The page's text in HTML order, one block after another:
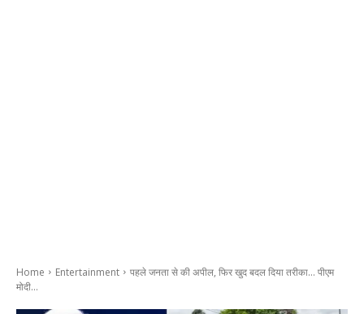
Home Entertainment
पहले जनता से की अपील, फिर खुद बदल दिया तरीका... पीएम
मोदी...